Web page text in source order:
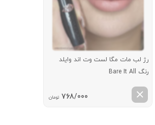
رژ لب مات مگا لست وت اند وایلد
رنگ Bare It All
768/000 تومان